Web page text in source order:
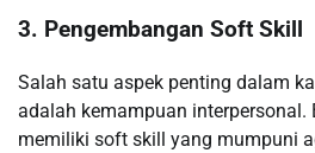
3. Pengembangan Soft Skill
Salah satu aspek penting dalam
adalah kemampuan interpersonal.
memiliki soft skill yang mumpuni